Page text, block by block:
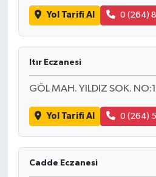
Yol Tarifi Al 0 (264)
Itır Eczanesi
GÖL MAH. YILDIZ SOK.
Yol Tarifi Al 0 (264)
Cadde Eczanesi